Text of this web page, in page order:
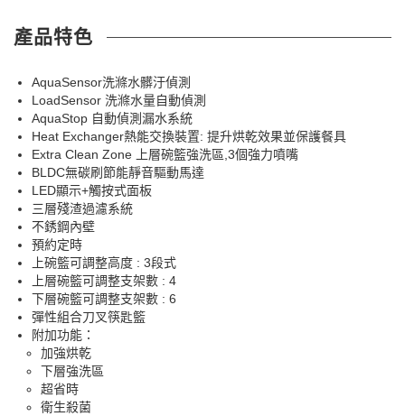
產品特色
AquaSensor洗滌水髒汙偵測
LoadSensor 洗滌水量自動偵測
AquaStop 自動偵測漏水系統
Heat Exchanger熱能交換裝置: 提升烘乾效果並保護餐具
Extra Clean Zone 上層碗籃強洗區,3個強力噴嘴
BLDC無碳刷節能靜音驅動馬達
LED顯示+觸按式面板
三層殘渣過濾系統
不銹鋼內壁
預約定時
上碗籃可調整高度 : 3段式
上層碗籃可調整支架數 : 4
下層碗籃可調整支架數 : 6
彈性組合刀叉筷匙籃
附加功能：
加強烘乾
下層強洗區
超省時
衛生殺菌